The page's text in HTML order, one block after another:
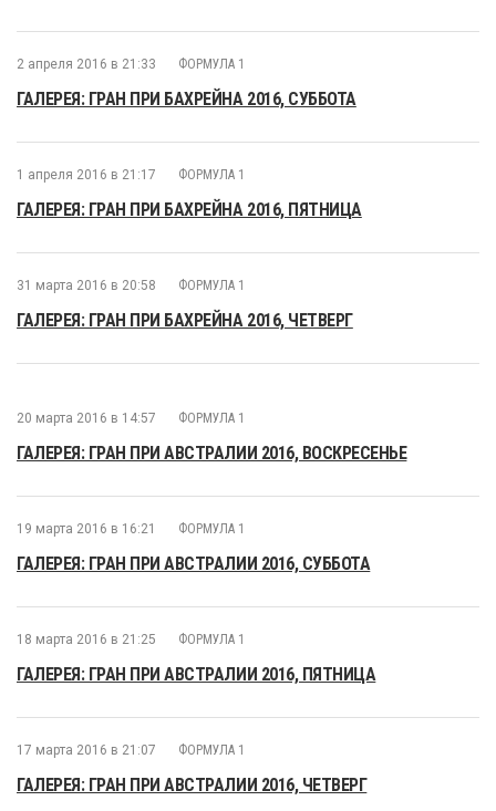
2 апреля 2016 в 21:33 ФОРМУЛА 1
ГАЛЕРЕЯ: ГРАН ПРИ БАХРЕЙНА 2016, СУББОТА
1 апреля 2016 в 21:17 ФОРМУЛА 1
ГАЛЕРЕЯ: ГРАН ПРИ БАХРЕЙНА 2016, ПЯТНИЦА
31 марта 2016 в 20:58 ФОРМУЛА 1
ГАЛЕРЕЯ: ГРАН ПРИ БАХРЕЙНА 2016, ЧЕТВЕРГ
20 марта 2016 в 14:57 ФОРМУЛА 1
ГАЛЕРЕЯ: ГРАН ПРИ АВСТРАЛИИ 2016, ВОСКРЕСЕНЬЕ
19 марта 2016 в 16:21 ФОРМУЛА 1
ГАЛЕРЕЯ: ГРАН ПРИ АВСТРАЛИИ 2016, СУББОТА
18 марта 2016 в 21:25 ФОРМУЛА 1
ГАЛЕРЕЯ: ГРАН ПРИ АВСТРАЛИИ 2016, ПЯТНИЦА
17 марта 2016 в 21:07 ФОРМУЛА 1
ГАЛЕРЕЯ: ГРАН ПРИ АВСТРАЛИИ 2016, ЧЕТВЕРГ